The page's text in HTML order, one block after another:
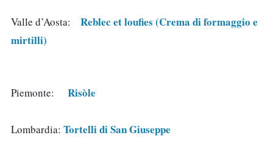
Valle d’Aosta: Reblec et loufies (Crema di formaggio e
mirtilli)
Piemonte: Risòle
Lombardia: Tortelli di San Giuseppe